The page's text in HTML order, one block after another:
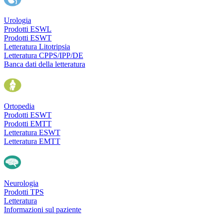
Urologia
Prodotti ESWL
Prodotti ESWT
Letteratura Litotripsia
Letteratura CPPS/IPP/DE
Banca dati della letteratura
Ortopedia
Prodotti ESWT
Prodotti EMTT
Letteratura ESWT
Letteratura EMTT
Neurologia
Prodotti TPS
Letteratura
Informazioni sul paziente